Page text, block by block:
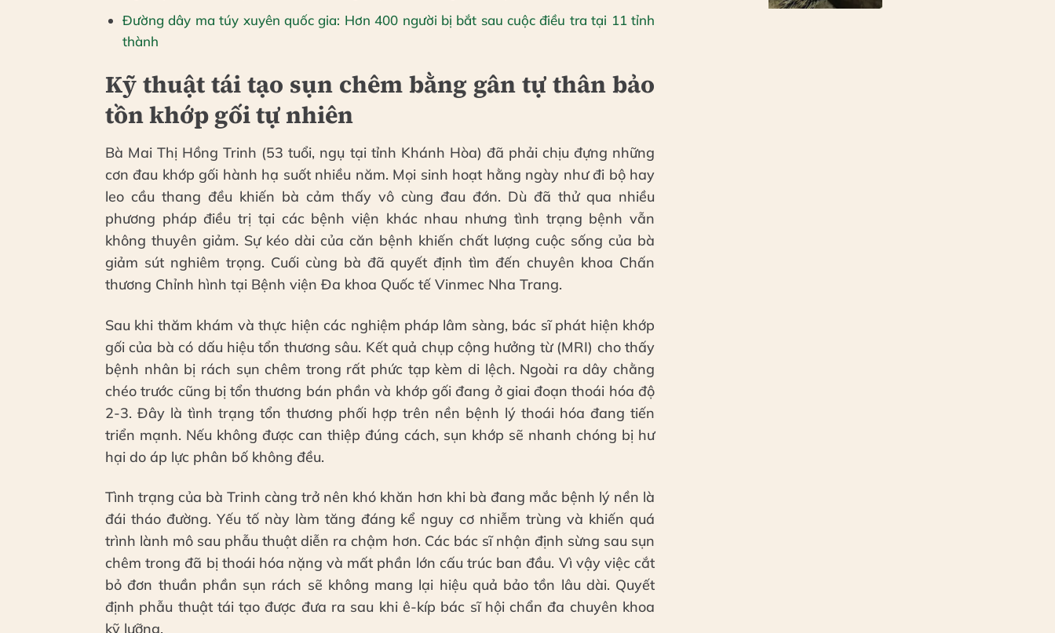
Đường dây ma túy xuyên quốc gia: Hơn 400 người bị bắt sau cuộc điều tra tại 11 tỉnh
thành
Kỹ thuật tái tạo sụn chêm bằng gân tự thân bảo
tồn khớp gối tự nhiên
Bà Mai Thị Hồng Trinh (53 tuổi, ngụ tại tỉnh Khánh Hòa) đã phải chịu đựng những
cơn đau khớp gối hành hạ suốt nhiều năm. Mọi sinh hoạt hằng ngày như đi bộ hay
leo cầu thang đều khiến bà cảm thấy vô cùng đau đớn. Dù đã thử qua nhiều
phương pháp điều trị tại các bệnh viện khác nhau nhưng tình trạng bệnh vẫn
không thuyên giảm. Sự kéo dài của căn bệnh khiến chất lượng cuộc sống của bà
giảm sút nghiêm trọng. Cuối cùng bà đã quyết định tìm đến chuyên khoa Chấn
thương Chỉnh hình tại Bệnh viện Đa khoa Quốc tế Vinmec Nha Trang.
Sau khi thăm khám và thực hiện các nghiệm pháp lâm sàng, bác sĩ phát hiện khớp
gối của bà có dấu hiệu tổn thương sâu. Kết quả chụp cộng hưởng từ (MRI) cho thấy
bệnh nhân bị rách sụn chêm trong rất phức tạp kèm di lệch. Ngoài ra dây chằng
chéo trước cũng bị tổn thương bán phần và khớp gối đang ở giai đoạn thoái hóa độ
2-3. Đây là tình trạng tổn thương phối hợp trên nền bệnh lý thoái hóa đang tiến
triển mạnh. Nếu không được can thiệp đúng cách, sụn khớp sẽ nhanh chóng bị hư
hại do áp lực phân bố không đều.
Tình trạng của bà Trinh càng trở nên khó khăn hơn khi bà đang mắc bệnh lý nền là
đái tháo đường. Yếu tố này làm tăng đáng kể nguy cơ nhiễm trùng và khiến quá
trình lành mô sau phẫu thuật diễn ra chậm hơn. Các bác sĩ nhận định sừng sau sụn
chêm trong đã bị thoái hóa nặng và mất phần lớn cấu trúc ban đầu. Vì vậy việc cắt
bỏ đơn thuần phần sụn rách sẽ không mang lại hiệu quả bảo tồn lâu dài. Quyết
định phẫu thuật tái tạo được đưa ra sau khi ê-kíp bác sĩ hội chẩn đa chuyên khoa
kỹ lưỡng.